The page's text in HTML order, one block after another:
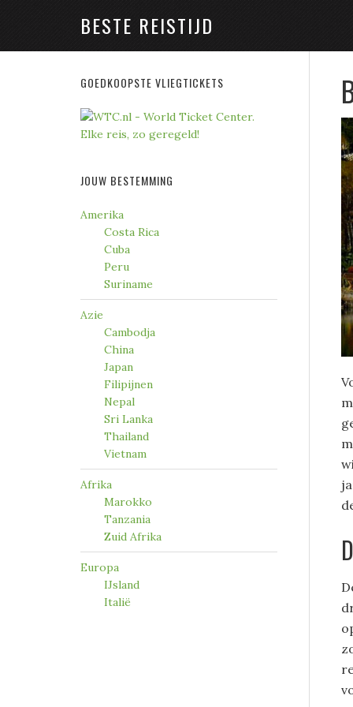
BESTE REISTIJD
GOEDKOOPSTE VLIEGTICKETS
JOUW BESTEMMING
Amerika
Costa Rica
Cuba
Peru
Suriname
Azie
Cambodja
China
Japan
Filipijnen
Nepal
Sri Lanka
Thailand
Vietnam
Afrika
Marokko
Tanzania
Zuid Afrika
Europa
IJsland
Italië